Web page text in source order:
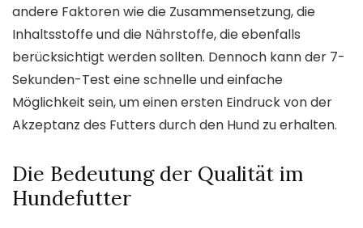
andere Faktoren wie die Zusammensetzung, die
Inhaltsstoffe und die Nährstoffe, die ebenfalls
berücksichtigt werden sollten. Dennoch kann der 7-
Sekunden-Test eine schnelle und einfache
Möglichkeit sein, um einen ersten Eindruck von der
Akzeptanz des Futters durch den Hund zu erhalten.
Die Bedeutung der Qualität im
Hundefutter